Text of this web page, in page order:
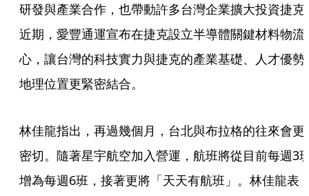
研發與產業合作，也帶動許多台灣企業擴大投資捷克
近期，愛豐通運宣布在捷克設立半導體關鍵材料物流
心，讓台灣的科技實力與捷克的產業基礎、人才優勢
地理位置更緊密結合。
林佳龍指出，再過幾個月，台北與布拉格的往來會更
密切。隨著星宇航空加入營運，航班將從目前每週3
增為每週6班，接著更將「天天有航班」。林佳龍表